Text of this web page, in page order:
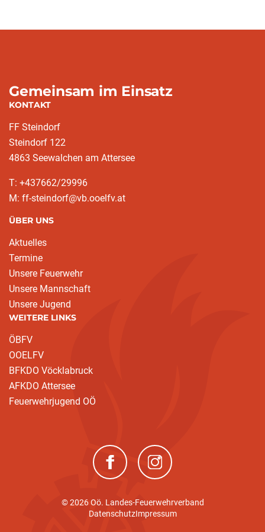
Gemeinsam im Einsatz
KONTAKT
FF Steindorf
Steindorf 122
4863 Seewalchen am Attersee
T: +437662/29996
M: ff-steindorf@vb.ooelfv.at
ÜBER UNS
Aktuelles
Termine
Unsere Feuerwehr
Unsere Mannschaft
Unsere Jugend
WEITERE LINKS
ÖBFV
OOELFV
BFKDO Vöcklabruck
AFKDO Attersee
Feuerwehrjugend OÖ
(neues Fenster)(neues Fenster)
© 2026 Oö. Landes-Feuerwehrverband
DatenschutzImpressum